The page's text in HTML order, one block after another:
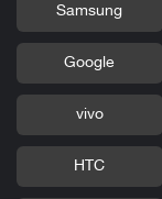
Samsung
Google
vivo
HTC